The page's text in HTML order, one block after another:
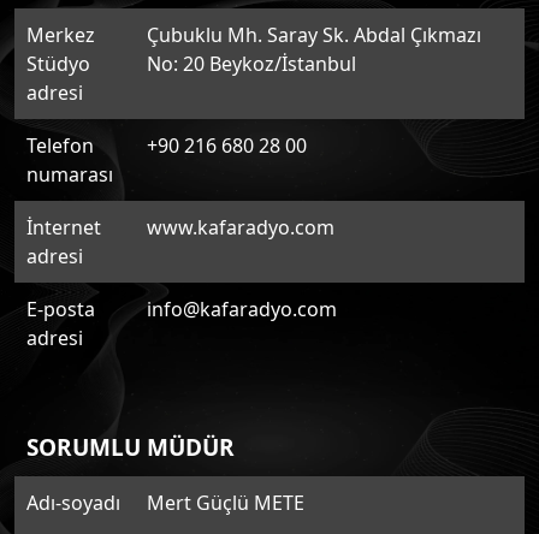
Merkez
Stüdyo
adresi
Çubuklu Mh. Saray Sk. Abdal Çıkmazı
No: 20 Beykoz/İstanbul
Telefon
numarası
+90 216 680 28 00
İnternet
adresi
www.kafaradyo.com
E-posta
adresi
info@kafaradyo.com
SORUMLU MÜDÜR
Adı-soyadı Mert Güçlü METE